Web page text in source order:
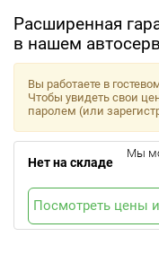
Расширенная
в нашем
Вы работаете в
Чтобы увидеть свои
паролем (или
Нет на складе
Мы
Посмотреть цены